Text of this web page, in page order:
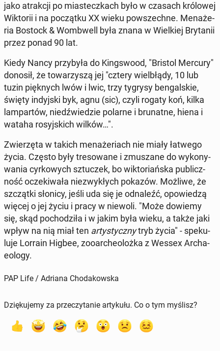
jako atrak­cji po mia­stecz­kach było w czasach kró­lo­wej
Wik­to­rii i na po­cząt­ku XX wieku po­wszech­ne. Me­na­że­
ria Bostock & Wom­bwell była znana w Wiel­kiej Bry­ta­nii
przez ponad 90 lat.
Kiedy Nancy przy­by­ła do King­swo­od, "Bristol Mercury"
donosił, że to­wa­rzy­szą jej "cztery wiel­błą­dy, 10 lub
tuzin pięk­nych lwów i lwic, trzy tygrysy ben­gal­skie,
święty in­dyj­ski byk, agnu (sic), czyli rogaty koń, kilka
lam­par­tów, niedź­wie­dzie polarne i bru­nat­ne, hiena i
wataha ro­syj­skich wilków…".
Zwie­rzę­ta w takich me­na­że­riach nie miały łatwego
życia. Często były tre­so­wa­ne i zmu­sza­ne do wy­ko­ny­
wa­nia cyr­ko­wych sztu­czek, bo wik­to­riań­ska pu­blicz­
ność ocze­ki­wa­ła nie­zwy­kłych pokazów. Możliwe, że
szcząt­ki słonicy, jeśli uda się je od­na­leźć, opo­wie­dzą
więcej o jej życiu i pracy w niewoli. "Może dowiemy
się, skąd po­cho­dzi­ła i w jakim była wieku, a także jaki
wpływ na nią miał ten ar­ty­stycz­nytryb życia" - spe­ku­
lu­je Lorrain Higbee, zoo­ar­che­oloż­ka z Wessex Ar­cha­
eolo­gy.
PAP Life / Adriana Chodakowska
Dziękujemy za przeczytanie artykułu. Co o tym myślisz?